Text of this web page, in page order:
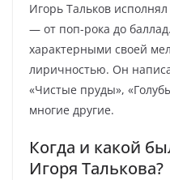
Игорь Тальков
— от поп-рока до
характерными своей
лиричностью. Он
«Чистые пруды»,
многие другие.
Когда и какой
Игоря Талькова?